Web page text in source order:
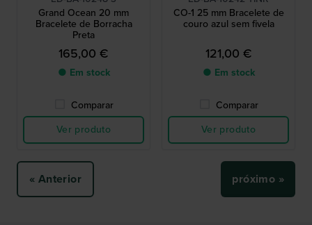
Grand Ocean 20 mm
Bracelete de Borracha
Preta
165,00 €
● Em stock
Comparar
Ver produto
CO-1 25 mm Bracelete de
couro azul sem fivela
121,00 €
● Em stock
Comparar
Ver produto
« Anterior próximo »